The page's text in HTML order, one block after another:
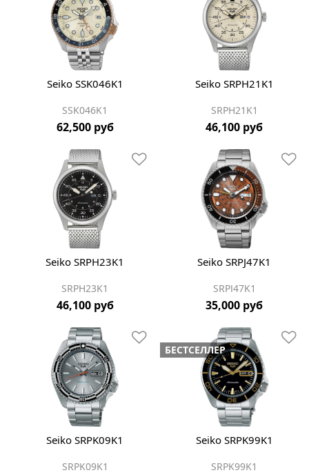
Seiko SSK046K1
SSK046K1
62,500 руб
Seiko SRPH21K1
SRPH21K1
46,100 руб
Seiko SRPH23K1
SRPH23K1
46,100 руб
Seiko SRPJ47K1
SRPJ47K1
35,000 руб
Seiko SRPK09K1
SRPK09K1
БЕСТСЕЛЛЕР
Seiko SRPK99K1
SRPK99K1